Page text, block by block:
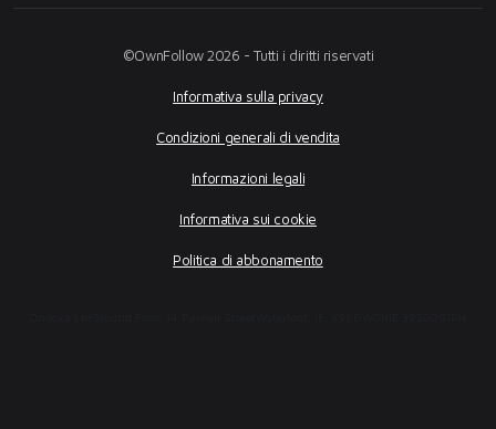
©OwnFollow 2026 - Tutti i diritti riservati
Informativa sulla privacy
Condizioni generali di vendita
Informazioni legali
Informativa sui cookie
Politica di abbonamento